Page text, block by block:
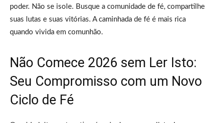
poder. Não se isole. Busque a comunidade de fé, compartilhe
suas lutas e suas vitórias. A caminhada de fé é mais rica
quando vivida em comunhão.
Não Comece 2026 sem Ler Isto:
Seu Compromisso com um Novo
Ciclo de Fé